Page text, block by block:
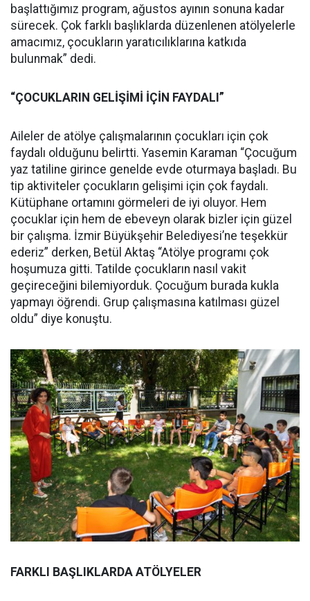
başlattığımız program, ağustos ayının sonuna kadar
sürecek. Çok farklı başlıklarda düzenlenen atölyelerle
amacımız, çocukların yaratıcılıklarına katkıda
bulunmak” dedi.
“ÇOCUKLARIN GELİŞİMİ İÇİN FAYDALI”
Aileler de atölye çalışmalarının çocukları için çok
faydalı olduğunu belirtti. Yasemin Karaman “Çocuğum
yaz tatiline girince genelde evde oturmaya başladı. Bu
tip aktiviteler çocukların gelişimi için çok faydalı.
Kütüphane ortamını görmeleri de iyi oluyor. Hem
çocuklar için hem de ebeveyn olarak bizler için güzel
bir çalışma. İzmir Büyükşehir Belediyesi’ne teşekkür
ederiz” derken, Betül Aktaş “Atölye programı çok
hoşumuza gitti. Tatilde çocukların nasıl vakit
geçireceğini bilemiyorduk. Çocuğum burada kukla
yapmayı öğrendi. Grup çalışmasına katılması güzel
oldu” diye konuştu.
FARKLI BAŞLIKLARDA ATÖLYELER